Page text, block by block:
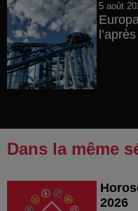
5 août
Dans la même
2026